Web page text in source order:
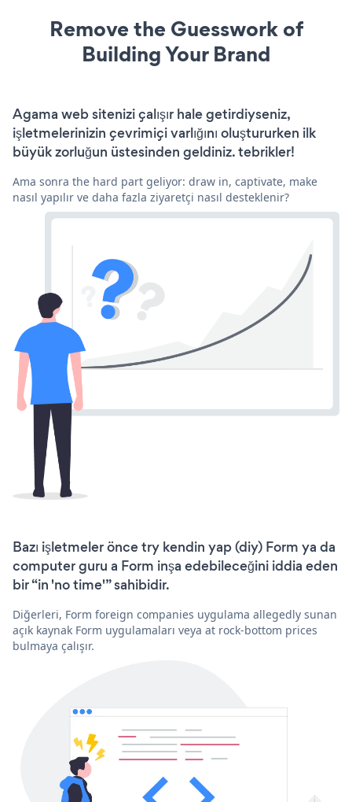
Remove the Guesswork of
Building Your Brand
Agama web sitenizi çalışır hale getirdiyseniz,
işletmelerinizin çevrimiçi varlığını oluştururken ilk
büyük zorluğun üstesinden geldiniz. tebrikler!
Ama sonra the hard part geliyor: draw in, captivate, make
nasıl yapılır ve daha fazla ziyaretçi nasıl desteklenir?
Bazı işletmeler önce try kendin yap (diy) Form ya da
computer guru a Form inşa edebileceğini iddia eden
bir “in 'no time'” sahibidir.
Diğerleri, Form foreign companies uygulama allegedly sunan
açık kaynak Form uygulamaları veya at rock-bottom prices
bulmaya çalışır.